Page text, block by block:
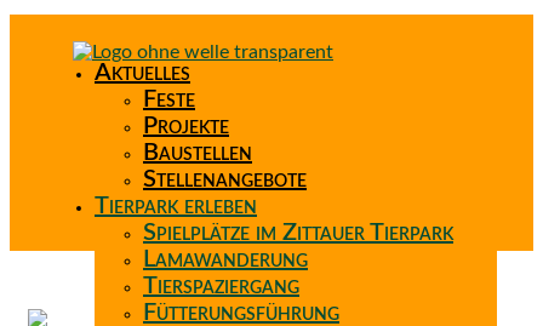
Aktuelles
Feste
Projekte
Baustellen
Stellenangebote
Tierpark erleben
Spielplätze im Zittauer Tierpark
Lamawanderung
Tierspaziergang
Fütterungsführung